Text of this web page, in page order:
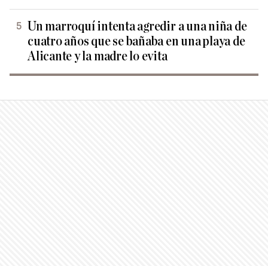
Un marroquí intenta agredir a una niña de
cuatro años que se bañaba en una playa de
Alicante y la madre lo evita